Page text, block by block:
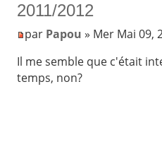
2011/2012
par Papou » Mer Mai 09,
Il me semble que c'était
temps, non?